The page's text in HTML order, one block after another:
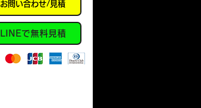
お問い合わせ/見積
LINEで無料見積